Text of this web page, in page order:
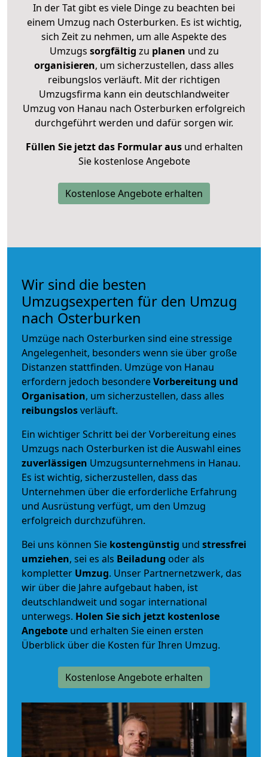
In der Tat gibt es viele Dinge zu beachten bei
einem Umzug nach Osterburken. Es ist wichtig,
sich Zeit zu nehmen, um alle Aspekte des
Umzugs sorgfältig zu planen und zu
organisieren, um sicherzustellen, dass alles
reibungslos verläuft. Mit der richtigen
Umzugsfirma kann ein deutschlandweiter
Umzug von Hanau nach Osterburken erfolgreich
durchgeführt werden und dafür sorgen wir.
Füllen Sie jetzt das Formular ausund erhalten
Sie kostenlose Angebote
Kostenlose Angebote erhalten
Wir sind die besten
Umzugsexperten für den Umzug
nach Osterburken
Umzüge nach Osterburken sind eine stressige
Angelegenheit, besonders wenn sie über große
Distanzen stattfinden. Umzüge von Hanau
erfordern jedoch besondereVorbereitung und
Organisation, um sicherzustellen, dass alles
reibungslosverläuft.
Ein wichtiger Schritt bei der Vorbereitung eines
Umzugs nach Osterburken ist die Auswahl eines
zuverlässigen Umzugsunternehmens in Hanau.
Es ist wichtig, sicherzustellen, dass das
Unternehmen über die erforderliche Erfahrung
und Ausrüstung verfügt, um den Umzug
erfolgreich durchzuführen.
Bei uns können Sie kostengünstig und stressfrei
umziehen, sei es als Beiladung oder als
kompletter Umzug. Unser Partnernetzwerk, das
wir über die Jahre aufgebaut haben, ist
deutschlandweit und sogar international
unterwegs. Holen Sie sich jetzt kostenlose
Angebote und erhalten Sie einen ersten
Überblick über die Kosten für Ihren Umzug.
Kostenlose Angebote erhalten